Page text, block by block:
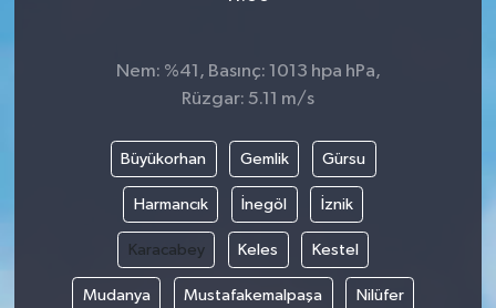
Nem: %41, Basınç: 1013 hpa hPa,
Rüzgar: 5.11 m/s
Büyükorhan Gemlik Gürsu
Harmancık İnegöl İznik
Karacabey Keles Kestel
Mudanya Mustafakemalpaşa Nilüfer